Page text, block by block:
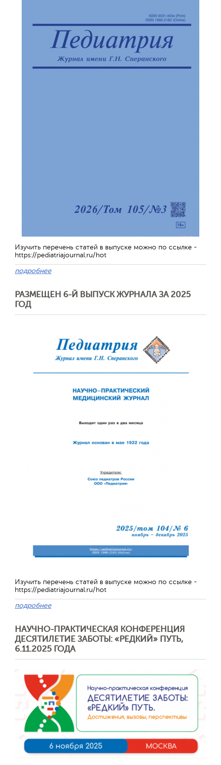
Изучить перечень статей в выпуске можно по ссылке -
https://pediatriajournal.ru/hot
подробнее
РАЗМЕЩЕН 6-Й ВЫПУСК ЖУРНАЛА ЗА 2025
ГОД
Изучить перечень статей в выпуске можно по ссылке -
https://pediatriajournal.ru/hot
подробнее
НАУЧНО-ПРАКТИЧЕСКАЯ КОНФЕРЕНЦИЯ
ДЕСЯТИЛЕТИЕ ЗАБОТЫ: «РЕДКИЙ» ПУТЬ,
6.11.2025 ГОДА
Обратная